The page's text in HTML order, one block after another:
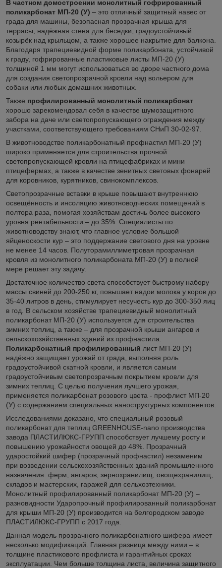
В частном домостроении монолитный гофрированный
поликарбонат МП-20 (У) – это отличный защитный навес от
града для машины, безопасная прозрачная крыша для
террасы, надёжная стена для беседки, градоустойчивый
козырёк над крыльцом, а также хорошее накрытие для балкона.
Благодаря трапециевидной форме поликарбоната, устойчивой
к граду, гофрированные пластиковые листы МП-20 (У)
толщиной 1 мм могут использоваться во дворе частного дома
для создания светопрозрачной кровли над вольером для
собаки или любых домашних животных.
Также профилированный монолитный поликарбонат
хорошо зарекомендовал себя в качестве шумозащитного
забора на даче или светопропускающего ограждения между
участками, соответствующего требованиям СНиП 30-02-97.
В животноводстве поликарбонатный профнастил МП-20 (У)
широко применяется для строительства прочной
светопропускающей кровли на птицефабриках и мини
птицефермах, а также в качестве зенитных световых фонарей
для коровников, курятников, свинокомплексов.
Светопрозрачные вставки в крыше повышают внутреннюю
освещённость и инсоляцию животноводческих помещений в
полтора раза, помогая хозяйствам достичь более высокого
уровня рентабельности – до 35%. Специалисты по
животноводству знают, что главное условие большой
яйценоскости кур – это поддержание светового дня на уровне
не менее 14 часов. Полуторамиллиметровая прозрачная
кровля из монолитного поликарбоната МП-20 (У) в полной
мере решает эту задачу.
Достаточное количество света способствует быстрому набору
массы свиней до 200-250 кг, повышает надои молока у коров до
35-40 литров в день, стимулирует несучесть кур до 300-350 яиц
в год. В сельском хозяйстве трапециевидный монолитный
поликарбонат МП-20 (У) используется для строительства
зимних теплиц, а также – для прозрачной крыши ангаров и
сельскохозяйственных зданий из профнастила.
Поликарбонатный профилированный лист МП-20 (У)
надёжно защищает урожай от града, выполняя роль
градоустойчивой скатной кровли, и является самым
градоустойчивым светопрозрачным покрытием кровли для
зимних теплиц. С целью получения лучшего урожая,
применяется поликарбонат розового цвета - профлист МП-20
(У) с содержанием специальных наноструктурных компонентов.
Исследованиями доказано, что специальный розовый
поликарбонат для теплиц GREENHOUSE-nano производства
завода ПЛАСТИЛЮКС-ГРУПП способствует лучшему росту и
повышению урожайности овощей до 48%. Прозрачный
ударостойкий шифер (прозрачный профнастил) незаменим
при возведении сельскохозяйственных зданий промышленного
назначения: ферм, ангаров, зернохранилищ, овощехранилищ,
складов и мастерских, гаражей для сельхозтехники.
Монолитный профилированный поликарбонат МП-20 (У) –
разновидности Ударопрочный профилированный поликарбонат
для крыши МП-20 (У) производится на белгородском заводе
ПЛАСТИЛЮКС-ГРУПП с 2017 года.
Данная модель прозрачного поликарбонатного шифера имеет
несколько модификаций. Главная разница между ними – в
толщине пластикового профлиста и гарантийных сроках
эксплуатации. Чем больше толщина листа, величина защитного